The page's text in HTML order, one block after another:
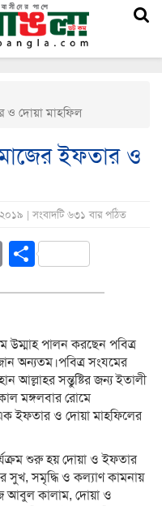
ও দোয়া মাহফিল
ইফতার ও
| সংবাদটি ৬৩১ বার পঠিত
CopyShare
উম্মাহ পালন করছেন পবিত্র
অন্যতম।পবিত্র সংযমের
আল্লাহর সন্তুষ্টির জন্য ইতালী
মঙ্গলবার রোমে
ইফতার ও দোয়া মাহফিলের
শুরু হয় দোয়া ও ইফতার
সুখ, সমৃদ্ধি ও কল্যাণ কামনায়
আবুল কালাম, দোয়া ও